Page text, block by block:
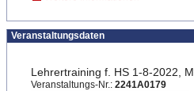
Veranstaltungsdaten
Lehrertraining f. HS 1-8-2022,
Veranstaltungs-Nr.: 2241A0179